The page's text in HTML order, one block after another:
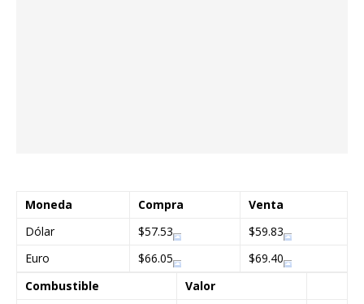
Moneda Compra
Venta
Dólar
$57.53
$59.83
Euro
$66.05
$69.40
Combustible
Valor